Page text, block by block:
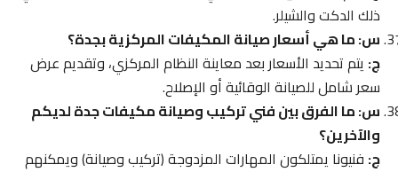
ذلك الدكت والشيلر.
س: ما هي أسعار صيانة المكيفات المركزية بجدة؟
ج: يتم تحديد الأسعار بعد معاينة النظام المركزي، وتقديم عرض
سعر شامل للصيانة الوقائية أو الإصلاح.
س: ما الفرق بين فني تركيب وصيانة مكيفات جدة لديكم
والآخرين؟
ج: فنيونا يمتلكون المهارات المزدوجة (تركيب وصيانة) ويمكنهم